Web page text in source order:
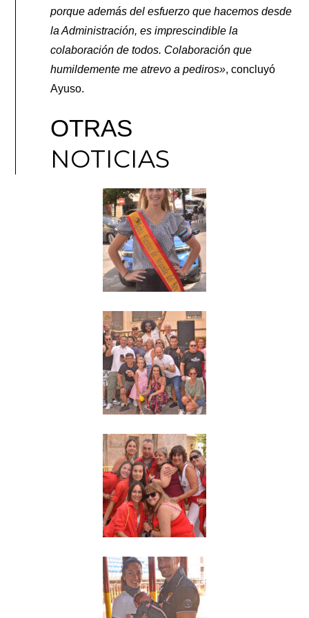
porque además del esfuerzo que hacemos desde
la Administración, es imprescindible la
colaboración de todos. Colaboración que
humildemente me atrevo a pediros», concluyó
Ayuso.
OTRAS
NOTICIAS